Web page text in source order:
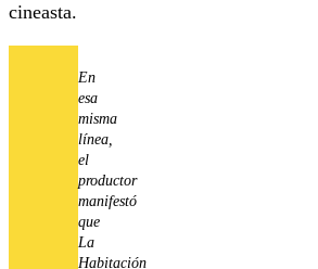
cineasta.
En
esa
misma
línea,
el
productor
manifestó
que
La
Habitación